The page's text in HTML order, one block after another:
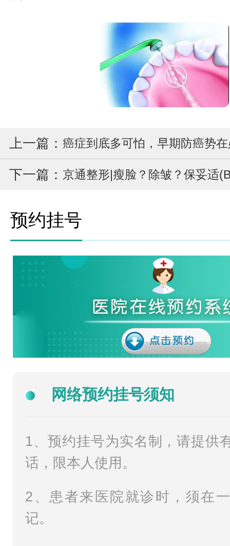
上一篇： 癌症到底多可怕，早期防癌势
下一篇：
预约挂号
网络预约挂号须知
1、预约挂号为实名制，请提供
话，限本人使用。
2、患者来医院就诊时，须在
记。